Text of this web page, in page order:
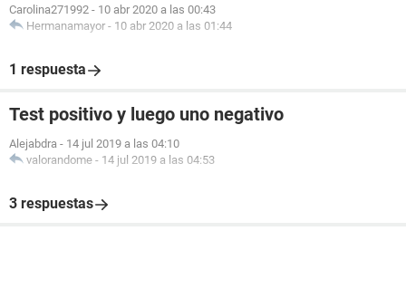
Carolina271992 - 10 abr 2020 a las 00:43
Hermanamayor - 10 abr 2020 a las 01:44
1 respuesta
Test positivo y luego uno negativo
Alejabdra - 14 jul 2019 a las 04:10
valorandome - 14 jul 2019 a las 04:53
3 respuestas